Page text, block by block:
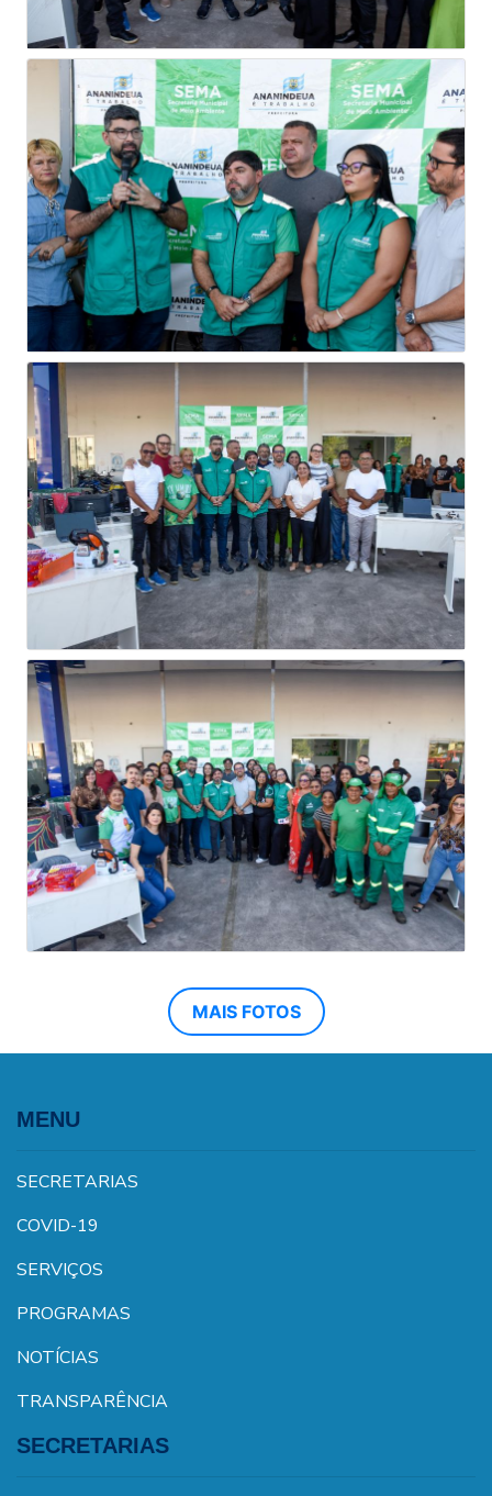
MAIS FOTOS
MENU
SECRETARIAS
COVID-19
SERVIÇOS
PROGRAMAS
NOTÍCIAS
TRANSPARÊNCIA
SECRETARIAS